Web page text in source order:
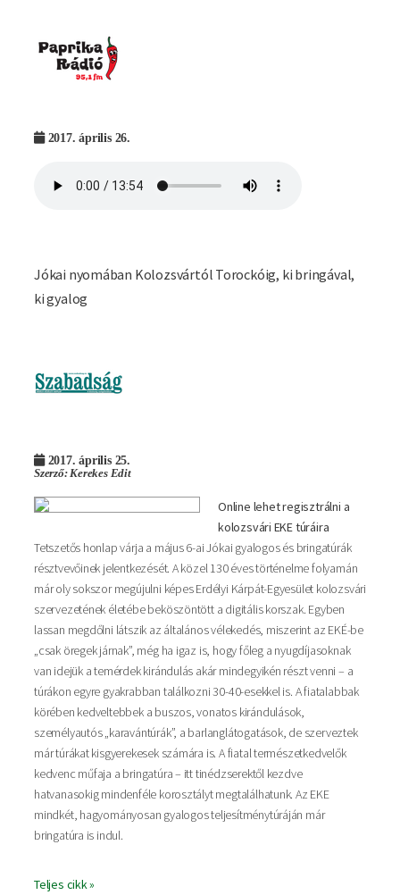
2017. április 26.
Jókai nyomában Kolozsvártól Torockóig, ki bringával,
ki gyalog
2017. április 25.
Szerző: Kerekes Edit
Online lehet regisztrálni a
kolozsvári EKE túráira
Tetszetős honlap várja a május 6-ai Jókai gyalogos és bringatúrák
résztvevőinek jelentkezését. A közel 130 éves történelme folyamán
már oly sokszor megújulni képes Erdélyi Kárpát-Egyesület kolozsvári
szervezetének életébe beköszöntött a digitális korszak. Egyben
lassan megdőlni látszik az általános vélekedés, miszerint az EKÉ-be
„csak öregek járnak”, még ha igaz is, hogy főleg a nyugdíjasoknak
van idejük a temérdek kirándulás akár mindegyikén részt venni – a
túrákon egyre gyakrabban találkozni 30-40-esekkel is. A fiatalabbak
körében kedveltebbek a buszos, vonatos kirándulások,
személyautós „karavántúrák”, a barlanglátogatások, de szerveztek
már túrákat kisgyerekesek számára is. A fiatal természetkedvelők
kedvenc műfaja a bringatúra – itt tinédzserektől kezdve
hatvanasokig mindenféle korosztályt megtalálhatunk. Az EKE
mindkét, hagyományosan gyalogos teljesítménytúráján már
bringatúra is indul.
Teljes cikk »